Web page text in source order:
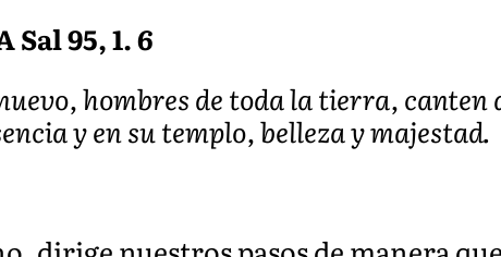
95, 1. 6
hombres de toda la tierra, canten
y en su templo, belleza y majestad.